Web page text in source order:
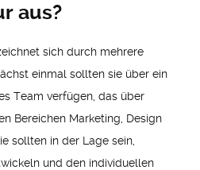
aus?
sich durch mehrere
einmal sollten sie über ein
Team verfügen, das über
Bereichen Marketing, Design
sollten in der Lage sein,
und den individuellen